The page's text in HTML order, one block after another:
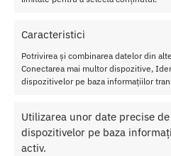
Caracteristici
Potrivirea și combinarea datelor din
Conectarea mai multor dispozitive,
dispozitivelor pe baza informațiilor
Utilizarea unor date precise
dispozitivelor pe baza
activ.
Este usor de folosit si poate fi
Culoare– Argintiu / Negru
Marime– Ajustabila
Material– Poliamida / Metal
Acest set este minunat pentru a
si cele mai ascunse placeri sexuale.